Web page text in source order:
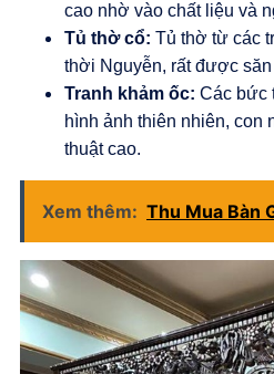
cao nhờ vào chất liệu và
Tủ thờ cổ: Tủ thờ từ các
thời Nguyễn, rất được săn
Tranh khảm ốc: Các bức
hình ảnh thiên nhiên, con
thuật cao.
Xem thêm: Thu Mua Bàn